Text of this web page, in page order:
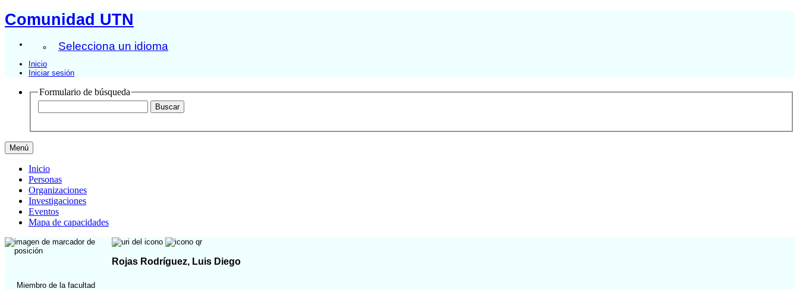
Comunidad UTN
Selecciona un idioma
Inicio
Iniciar sesión
Formulario de búsqueda
Menú
Inicio
Personas
Organizaciones
Investigaciones
Eventos
Mapa de capacidades
Rojas Rodríguez, Luis Diego
Miembro de la facultad